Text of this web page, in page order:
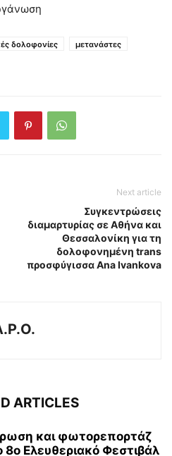
δολοφονίες
μετανάστες
Next article
Συγκεντρώσεις
διαμαρτυρίας σε Αθήνα και
Θεσσαλονίκη για τη
δολοφονημένη trans
προσφύγισσα Αna Ivankova
ARTICLES
και φωτορεπορτάζ
8ο Ελευθεριακό Φεστιβάλ